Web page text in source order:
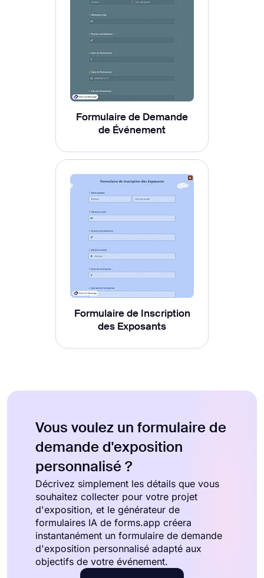
Formulaire de Demande
de Événement
Formulaire de Inscription
des Exposants
Vous voulez un formulaire de
demande d'exposition
personnalisé ?
Décrivez simplement les détails que vous
souhaitez collecter pour votre projet
d'exposition, et le générateur de
formulaires IA de forms.app créera
instantanément un formulaire de demande
d'exposition personnalisé adapté aux
objectifs de votre événement.